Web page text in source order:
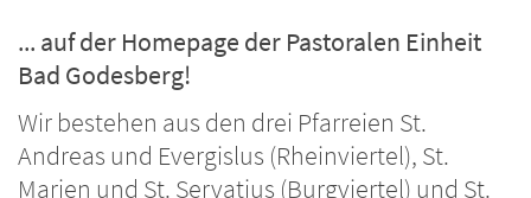
... auf der Homepage der Pastoralen Einheit
Bad Godesberg!
Wir bestehen aus den drei Pfarreien St.
Andreas und Evergislus (Rheinviertel), St.
Marien und St. Servatius (Burgviertel) und St.